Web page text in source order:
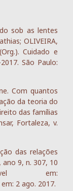
sob as lentes
OLIVEIRA,
Cuidado e
São Paulo:
Com quantos
da teoria do
das famílias
Fortaleza, v.
das relações
ano 9, n. 307, 10
em:
2 ago. 2017.